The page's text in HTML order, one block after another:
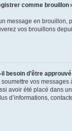
comme brouillon
message en brouillon,
vos brouillons
besoin d’être approuvé
vos messages
avoir été placé dans
d’informations,